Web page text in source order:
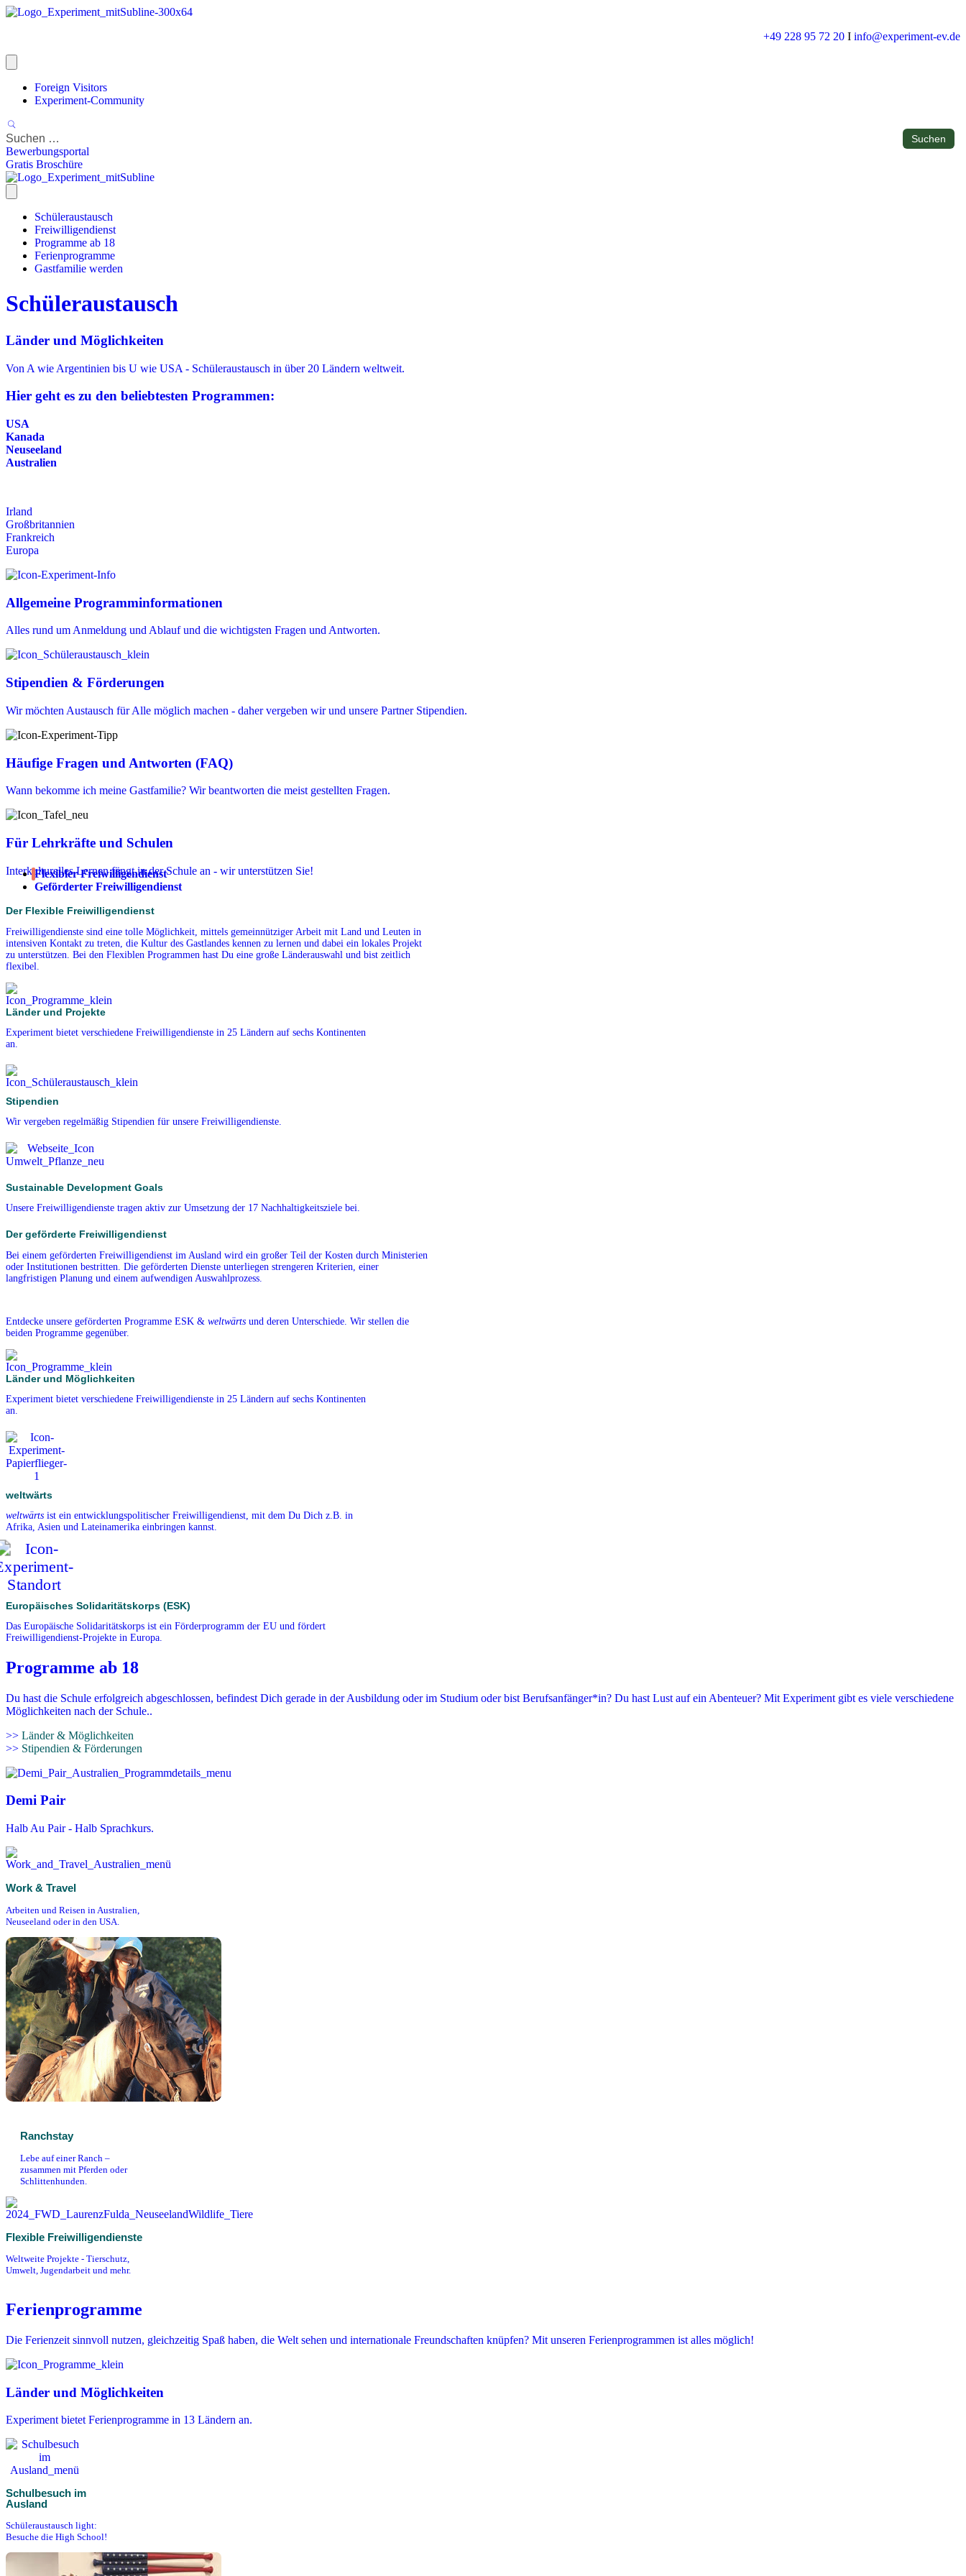
+49 228 95 72 20 I info@experiment-ev.de
Foreign Visitors
Experiment-Community
Bewerbungsportal
Gratis Broschüre
Schüleraustausch
Freiwilligendienst
Programme ab 18
Ferienprogramme
Gastfamilie werden
Schüleraustausch
Länder und Möglichkeiten
Von A wie Argentinien bis U wie USA - Schüleraustausch in über 20 Ländern weltweit.
Hier geht es zu den beliebtesten Programmen:
USA
Kanada
Neuseeland
Australien
Irland
Großbritannien
Frankreich
Europa
Allgemeine Programminformationen
Alles rund um Anmeldung und Ablauf und die wichtigsten Fragen und Antworten.
Stipendien & Förderungen
Wir möchten Austausch für Alle möglich machen - daher vergeben wir und unsere Partner Stipendien.
Häufige Fragen und Antworten (FAQ)
Wann bekomme ich meine Gastfamilie? Wir beantworten die meist gestellten Fragen.
Für Lehrkräfte und Schulen
Interkulturelles Lernen fängt in der Schule an - wir unterstützen Sie!
Flexibler Freiwilligendienst
Geförderter Freiwilligendienst
Der Flexible Freiwilligendienst
Freiwilligendienste sind eine tolle Möglichkeit, mittels gemeinnütziger Arbeit mit Land und Leuten in
intensiven Kontakt zu treten, die Kultur des Gastlandes kennen zu lernen und dabei ein lokales Projekt
zu unterstützen. Bei den Flexiblen Programmen hast Du eine große Länderauswahl und bist zeitlich
flexibel.
Länder und Projekte
Experiment bietet verschiedene Freiwilligendienste in 25 Ländern auf sechs Kontinenten
an.
Stipendien
Wir vergeben regelmäßig Stipendien für unsere Freiwilligendienste.
Sustainable Development Goals
Unsere Freiwilligendienste tragen aktiv zur Umsetzung der 17 Nachhaltigkeitsziele bei.
Der geförderte Freiwilligendienst
Bei einem geförderten Freiwilligendienst im Ausland wird ein großer Teil der Kosten durch Ministerien
oder Institutionen bestritten. Die geförderten Dienste unterliegen strengeren Kriterien, einer
langfristigen Planung und einem aufwendigen Auswahlprozess.
Entdecke unsere geförderten Programme ESK & weltwärts und deren Unterschiede. Wir stellen die
beiden Programme gegenüber.
Länder und Möglichkeiten
Experiment bietet verschiedene Freiwilligendienste in 25 Ländern auf sechs Kontinenten
an.
weltwärts
weltwärts ist ein entwicklungspolitischer Freiwilligendienst, mit dem Du Dich z.B. in
Afrika, Asien und Lateinamerika einbringen kannst.
Europäisches Solidaritätskorps (ESK)
Das Europäische Solidaritätskorps ist ein Förderprogramm der EU und fördert
Freiwilligendienst-Projekte in Europa.
Programme ab 18
Du hast die Schule erfolgreich abgeschlossen, befindest Dich gerade in der Ausbildung oder im Studium oder bist Berufsanfänger*in? Du hast Lust auf ein Abenteuer? Mit Experiment gibt es viele verschiedene
Möglichkeiten nach der Schule..
>> Länder & Möglichkeiten
>> Stipendien & Förderungen
Demi Pair
Halb Au Pair - Halb Sprachkurs.
Work & Travel
Arbeiten und Reisen in Australien,
Neuseeland oder in den USA.
Ranchstay
Lebe auf einer Ranch –
zusammen mit Pferden oder
Schlittenhunden.
Flexible Freiwilligendienste
Weltweite Projekte - Tierschutz,
Umwelt, Jugendarbeit und mehr.
Ferienprogramme
Die Ferienzeit sinnvoll nutzen, gleichzeitig Spaß haben, die Welt sehen und internationale Freundschaften knüpfen? Mit unseren Ferienprogrammen ist alles möglich!
Länder und Möglichkeiten
Experiment bietet Ferienprogramme in 13 Ländern an.
Schulbesuch im
Ausland
Schüleraustausch light:
Besuche die High School!